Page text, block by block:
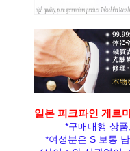
일본 피크파인 게르
*구매대행 상
*여성분은 S 보통